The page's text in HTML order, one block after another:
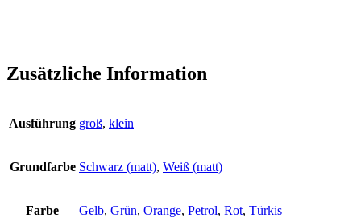
Zusätzliche Information
Ausführung groß, klein
Grundfarbe Schwarz (matt), Weiß (matt)
Farbe Gelb, Grün, Orange, Petrol, Rot, Türkis